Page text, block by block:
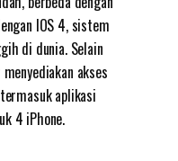
IOS 4, sistem
di dunia. Selain
akses
aplikasi
4 iPhone.